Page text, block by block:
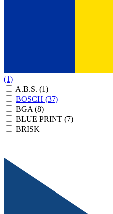
(1)
A.B.S. (1)
BOSCH (37)
BGA (8)
BLUE PRINT (7)
BRISK